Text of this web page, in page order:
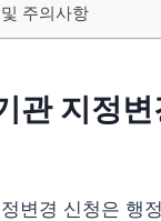
주의사항
관 지정변
변경 신청은 행